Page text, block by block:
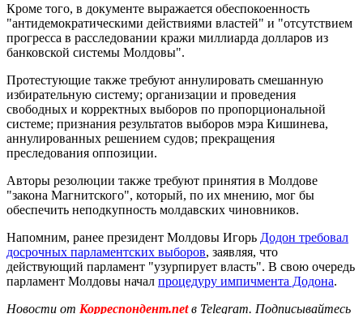
Кроме того, в документе выражается обеспокоенность
"антидемократическими действиями властей" и "отсутствием
прогресса в расследовании кражи миллиарда долларов из
банковской системы Молдовы".
Протестующие также требуют аннулировать смешанную
избирательную систему; организации и проведения
свободных и корректных выборов по пропорциональной
системе; признания результатов выборов мэра Кишинева,
аннулированных решением судов; прекращения
преследования оппозиции.
Авторы резолюции также требуют принятия в Молдове
"закона Магнитского", который, по их мнению, мог бы
обеспечить неподкупность молдавских чиновников.
Напомним, ранее президент Молдовы Игорь Додон требовал
досрочных парламентских выборов, заявляя, что
действующий парламент "узурпирует власть". В свою очередь
парламент Молдовы начал процедуру импичмента Додона.
Новости от Корреспондент.netв Telegram. Подписывайтесь